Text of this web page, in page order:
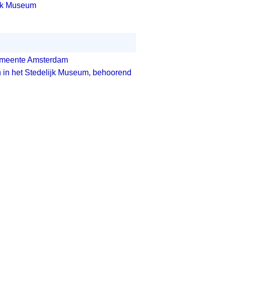
Museum
Amsterdam
het Stedelijk Museum, behoorend